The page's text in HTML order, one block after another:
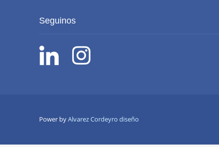
Seguinos
Power byAlvarez Cordeyro diseño